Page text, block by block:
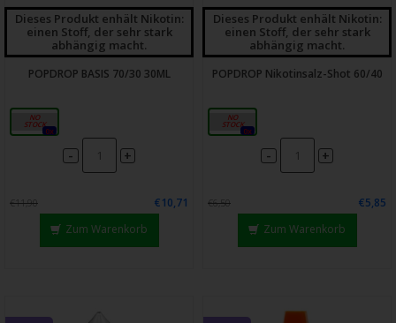
Dieses Produkt enhält Nikotin:
einen Stoff, der sehr stark
abhängig macht.
POPDROP BASIS 70/30 30ML
30ml
0x
- +
€11,90
€10,71
Zum Warenkorb
Dieses Produkt enhält Nikotin:
einen Stoff, der sehr stark
abhängig macht.
POPDROP Nikotinsalz-Shot 60/40
20mg
0x
- +
€6,50
€5,85
Zum Warenkorb